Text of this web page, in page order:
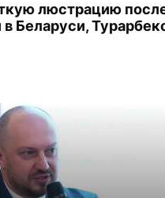
люстрацию
Беларуси,